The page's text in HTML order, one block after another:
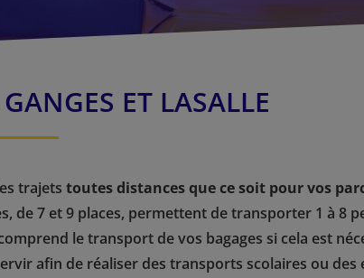
ET LASALLE
trajets toutes distances que ce soit pour vos
de 7 et 9 places, permettent de transporter 1 à 8
le transport de vos bagages si cela est
afin de réaliser des transports scolaires ou des